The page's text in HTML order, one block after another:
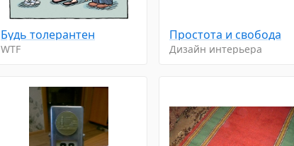
Будь толерантен
WTF
Простота и свобода
Дизайн интерьера